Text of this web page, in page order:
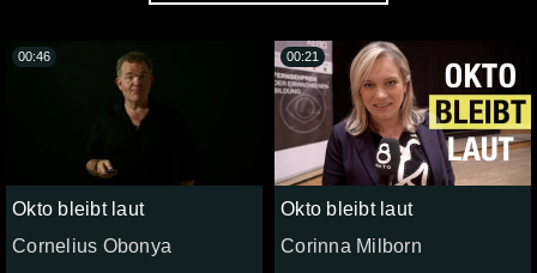
Okto bleibt laut
Cornelius Obonya
00:46
Okto bleibt laut
Corinna Milborn
00:21